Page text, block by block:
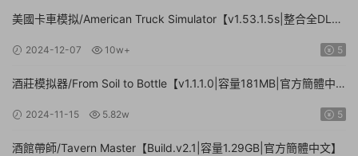
美國卡車模拟/American Truck Simulator【v1.53.1.5s|整合全DLC|
2024-12-07 10w+ 5
酒莊模拟器/From Soil to Bottle【v1.1.1.0|容量181MB|官方簡體中
2024-11-15 5.82w 5
酒館帶師/Tavern Master【Build.v2.1|容量1.29GB|官方簡體中文】